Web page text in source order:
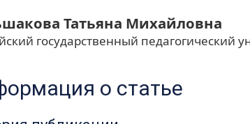
Татьяна Михайловна
государственный педагогический
о статье